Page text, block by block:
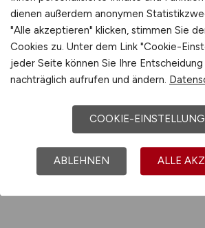
dienen außerdem anonymen
"Alle akzeptieren" klicken, stimmen Sie
Cookies zu. Unter dem Link "Cookie-
jeder Seite können Sie Ihre
nachträglich aufrufen und ändern.
COOKIE-
ABLEHNEN ALLE